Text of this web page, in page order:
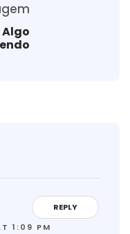
REPLY
1:09 PM